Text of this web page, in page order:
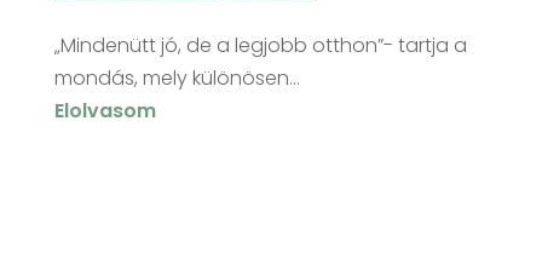
„Mindenütt jó, de a legjobb otthon”- tartja a
mondás, mely különösen...
Elolvasom